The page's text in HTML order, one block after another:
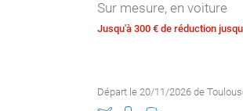
Sur mesure, en voiture
Jusqu'à 300 € de réduction
Départ le 20/11/2026 de